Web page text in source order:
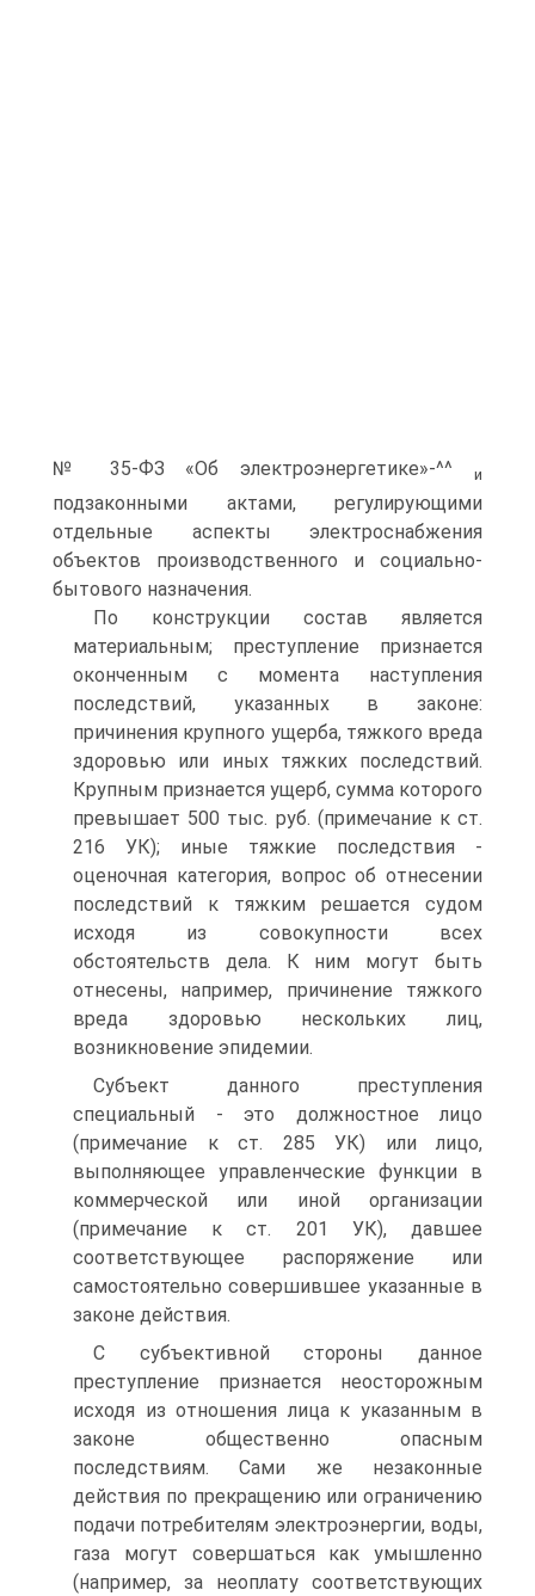
№ 35-ФЗ «Об электроэнергетике»-^^ и
подзаконными актами, регулирующими
отдельные аспекты электроснабжения
объектов производственного и социально-
бытового назначения.
По конструкции состав является
материальным; преступление признается
оконченным с момента наступления
последствий, указанных в законе:
причинения крупного ущерба, тяжкого вреда
здоровью или иных тяжких последствий.
Крупным признается ущерб, сумма которого
превышает 500 тыс. руб. (примечание к ст.
216 УК); иные тяжкие последствия -
оценочная категория, вопрос об отнесении
последствий к тяжким решается судом
исходя из совокупности всех
обстоятельств дела. К ним могут быть
отнесены, например, причинение тяжкого
вреда здоровью нескольких лиц,
возникновение эпидемии.
Субъект данного преступления
специальный - это должностное лицо
(примечание к ст. 285 УК) или лицо,
выполняющее управленческие функции в
коммерческой или иной организации
(примечание к ст. 201 УК), давшее
соответствующее распоряжение или
самостоятельно совершившее указанные в
законе действия.
С субъективной стороны данное
преступление признается неосторожным
исходя из отношения лица к указанным в
законе общественно опасным
последствиям. Сами же незаконные
действия по прекращению или ограничению
подачи потребителям электроэнергии, воды,
газа могут совершаться как умышленно
(например, за неоплату соответствующих